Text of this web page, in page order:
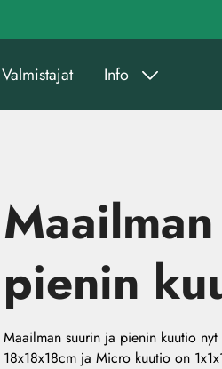
Valmistajat Info
pienin
Maailman suurin ja pienin kuutio
18x18x18cm ja Micro kuutio on